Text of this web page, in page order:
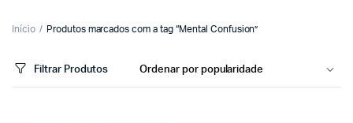
Início Produtos marcados com a tag “Mental Confusion”
Filtrar Produtos